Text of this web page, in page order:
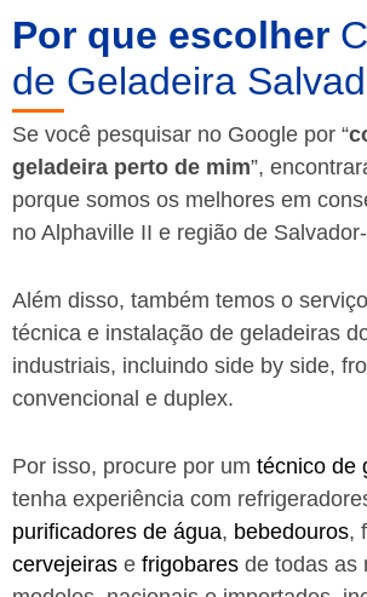
Por que escolher
de Geladeira
Se você pesquisar no Google por “
geladeira perto de mim”,
porque somos os melhores em
no Alphaville II e região de
Além disso, também temos o
técnica e instalação de geladeiras
industriais, incluindo side by side,
convencional e duplex.
Por isso, procure por um técnico de
tenha experiência com
purificadores de água, bebedouros,
cervejeiras e frigobares de todas as